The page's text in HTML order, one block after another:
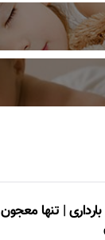
| تنها معجون